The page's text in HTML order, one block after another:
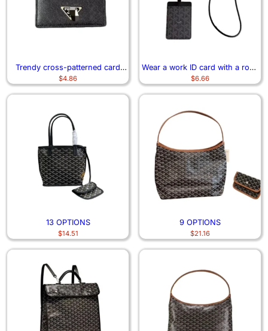
Trendy cross-patterned card
case 0301
$4.86
Wear a work ID card with a rope
and neck 7163
$6.66
13 OPTIONS
$14.51
9 OPTIONS
$21.16